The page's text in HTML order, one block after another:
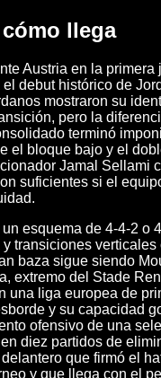
llega
Austria en la primera
debut histórico de
mostraron su
pero la
terminó
el bloque bajo y el
Jamal Sellami
suficientes si el
esquema de 4-4-2 o
transiciones verticales
baza sigue siendo
extremo del Stade
una liga europea de
y su capacidad
ofensivo de una
diez partidos de
que firmó el
y que llega con el